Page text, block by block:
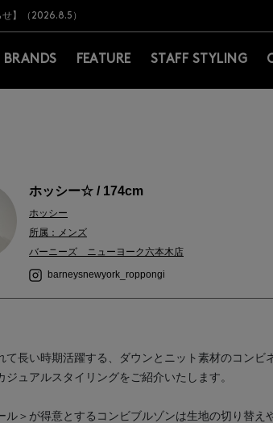
上げで常時送料無料！お買い物の際は会員登録を！
(2026.8.7)
知らせ】（2026.8.7）
】（2026.8.5）
届けについて
意事項
上げで常時送料無料！お買い物の際は会員登録を！
(2026.8.7)
BRANDS FEATURE STAFF STYLING
ホッシー☆ / 174cm
ホッシー
所属：メンズ
バーニーズ ニューヨーク六本木店
barneysnewyork_roppongi
て長い時期活躍する、ダウンとニット素材のコンビ
ジュアルスタイリングをご紹介いたします。
ル＞が得意とするコンビブルゾンは生地の切り替え